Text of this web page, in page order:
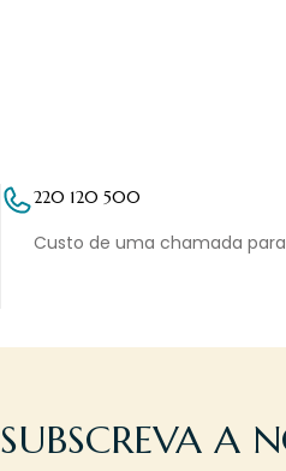
220 120 500
Custo de uma chamada
SUBSCREVA A